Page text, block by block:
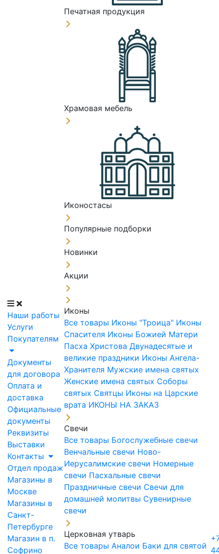
Наши работы
Услуги
Покупателям
Документы
для договора
Оплата и
доставка
Официальные
документы
Реквизиты
Выставки
Контакты
Отдел продаж
Магазины в
Москве
Магазины в
Санкт-
Петербурге
Магазин в п.
Софрино
Печатная продукция
Храмовая мебель
Иконостасы
Популярные подборки
Новинки
Акции
Иконы
Все товары Иконы "Троица" Иконы
Спасителя Иконы Божией Матери
Пасха Христова Двунадесятые и
великие праздники Иконы Ангела-
Хранителя Мужские имена святых
Женские имена святых Соборы
святых Святцы Иконы на Царские
врата ИКОНЫ НА ЗАКАЗ
Свечи
Все товары Богослужебные свечи
Венчальные свечи Ново-
Иерусалимские свечи Номерные
свечи Пасхальные свечи
Праздничные свечи Свечи для
домашней молитвы Сувенирные
свечи
Церковная утварь
Все товары Аналои Баки для святой